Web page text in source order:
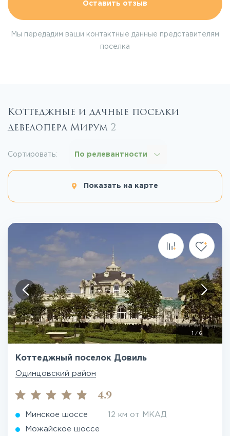
Оставить отзыв
Мы передадим ваши контактные данные представителям
поселка
Коттеджные и дачные поселки
девелопера Мирум 2
Показать на карте
Сортировать: По релевантности
/ 6
Коттеджный поселок Довиль
Одинцовский район
4.9
Минское шоссе 12 км от МКАД
Можайское шоссе